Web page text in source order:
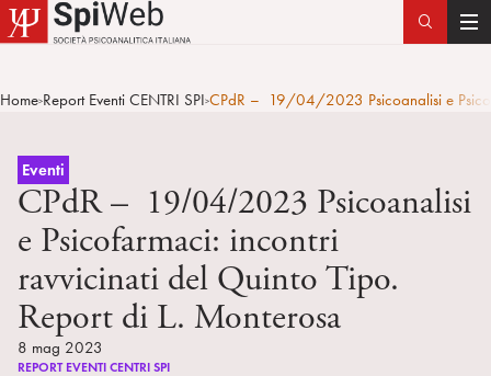
T
g
n
a
Home>Report Eventi CENTRI SPI>CPdR – 19/04/2023 Psicoanalisi e
Eventi
CPdR – 19/04/2023 Psicoanalisi
e Psicofarmaci: incontri
ravvicinati del Quinto Tipo.
Report di L. Monterosa
8 mag 2023
REPORT EVENTI CENTRI SPI